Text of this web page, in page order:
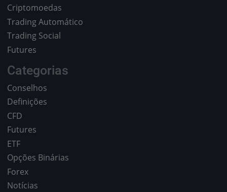
Criptomoedas
Trading Automático
Trading Social
Futures
Categorias
Conselhos
Definições
CFD
Futures
ETF
Opções Binárias
Forex
Notícias